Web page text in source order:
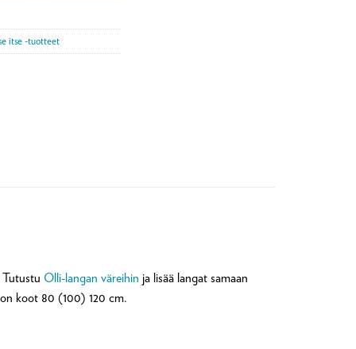
itse -tuotteet
Olli-langan väreihin ja lisää langat samaan
koot 80 (100) 120 cm.